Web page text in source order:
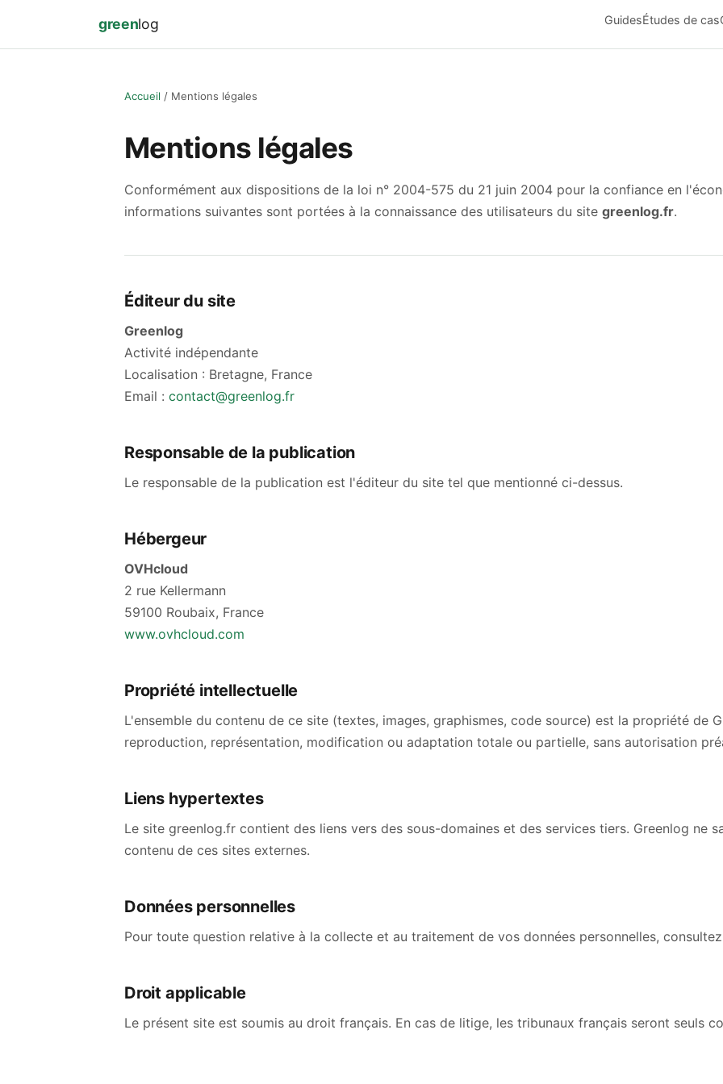
greenlog GuidesÉtudes de cas
Accueil Mentions légales
Mentions légales
Conformément aux dispositions de la loi n° 2004-575 du 21 juin 2004 pour la confiance en
informations suivantes sont portées à la connaissance des utilisateurs du site greenlog.fr.
Éditeur du site
Greenlog
Activité indépendante
Localisation : Bretagne, France
Email : contact@greenlog.fr
Responsable de la publication
Le responsable de la publication est l'éditeur du site tel que mentionné ci-dessus.
Hébergeur
OVHcloud
2 rue Kellermann
59100 Roubaix, France
www.ovhcloud.com
Propriété intellectuelle
L'ensemble du contenu de ce site (textes, images, graphismes, code source) est la propriété de
reproduction, représentation, modification ou adaptation totale ou partielle, sans autorisation
Liens hypertextes
Le site greenlog.fr contient des liens vers des sous-domaines et des services tiers. Greenlog ne
contenu de ces sites externes.
Données personnelles
Pour toute question relative à la collecte et au traitement de vos données personnelles,
Droit applicable
Le présent site est soumis au droit français. En cas de litige, les tribunaux français seront seuls